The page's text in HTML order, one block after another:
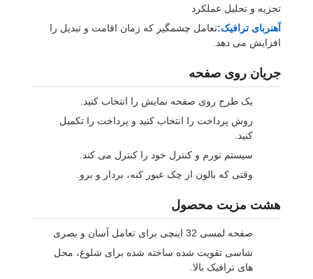
تجزیه و تحلیل عملکرد
آهنربای ترافیک:تعامل چشمگیر که زمان اقامت و تبدیل را
افزایش می دهد.
جریان روی صفحه
یک طرح روی صفحه نمایش را انتخاب کنید.
روش پرداخت را انتخاب کنید و پرداخت را تکمیل
کنید.
سیستم تورم و کنترل خود را کنترل می کند.
وقتی که بالون از چک عبور کنه، بردار و برو.
هشت مزیت محصول
صفحه لمسی 32 اینچی برای تعامل آسان و بصری
شاسی تقویت شده ساخته شده برای شلوغ، محل
های ترافیک بالا.